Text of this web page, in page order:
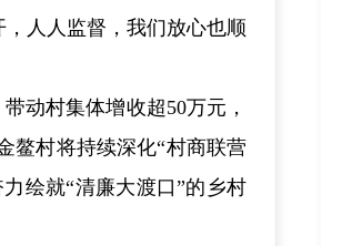
人人监督，我们放心也顺
动村集体增收超50万元，
鳌村将持续深化“村商联营
绘就“清廉大渡口”的乡村